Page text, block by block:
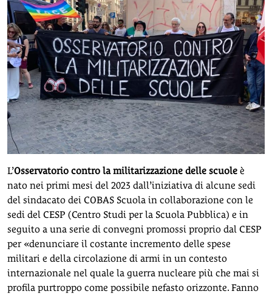
L’Osservatorio contro la militarizzazione delle scuole è
nato nei primi mesi del 2023 dall’iniziativa di alcune sedi
del sindacato dei COBAS Scuola in collaborazione con le
sedi del CESP (Centro Studi per la Scuola Pubblica) e in
seguito a una serie di convegni promossi proprio dal CESP
per «denunciare il costante incremento delle spese
militari e della circolazione di armi in un contesto
internazionale nel quale la guerra nucleare più che mai si
profila purtroppo come possibile nefasto orizzonte. Fanno